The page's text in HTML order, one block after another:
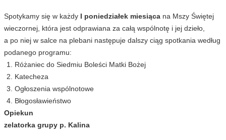
Spotykamy się w każdy I poniedziałek miesiąca na Mszy Świętej
wieczornej, która jest odprawiana za całą wspólnotę i jej dzieło,
a po niej w salce na plebani następuje dalszy ciąg spotkania według
podanego programu:
Różaniec do Siedmiu Boleści Matki Bożej
Katecheza
Ogłoszenia wspólnotowe
Błogosławieństwo
Opiekun
zelatorka grupy p. Kalina